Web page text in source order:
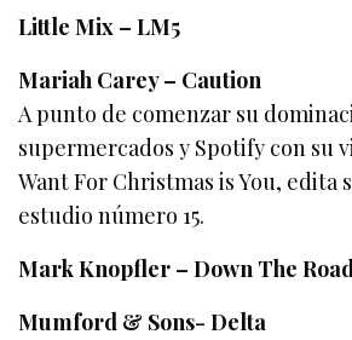
Little Mix – LM5
Mariah Carey – Caution
A punto de comenzar su
supermercados y Spotify con su
Want For Christmas is You, edita
estudio número 15.
Mark Knopfler – Down The
Mumford & Sons- Delta